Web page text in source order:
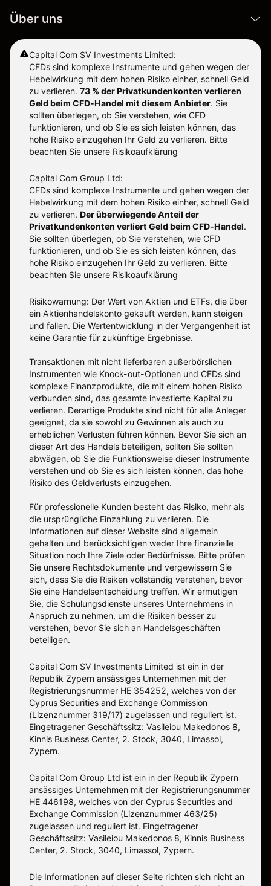
Über uns
Capital Com SV Investments Limited:
CFDs sind komplexe Instrumente und gehen wegen der
Hebelwirkung mit dem hohen Risiko einher, schnell Geld
zu verlieren. 73 % der Privatkundenkonten verlieren
Geld beim CFD-Handel mit diesem Anbieter. Sie
sollten überlegen, ob Sie verstehen, wie CFD
funktionieren, und ob Sie es sich leisten können, das
hohe Risiko einzugehen Ihr Geld zu verlieren. Bitte
beachten Sie unsere Risikoaufklärung
Capital Com Group Ltd:
CFDs sind komplexe Instrumente und gehen wegen der
Hebelwirkung mit dem hohen Risiko einher, schnell Geld
zu verlieren. Der überwiegende Anteil der
Privatkundenkonten verliert Geld beim CFD-Handel.
Sie sollten überlegen, ob Sie verstehen, wie CFD
funktionieren, und ob Sie es sich leisten können, das
hohe Risiko einzugehen Ihr Geld zu verlieren. Bitte
beachten Sie unsere Risikoaufklärung
Risikowarnung: Der Wert von Aktien und ETFs, die über
ein Aktienhandelskonto gekauft werden, kann steigen
und fallen. Die Wertentwicklung in der Vergangenheit ist
keine Garantie für zukünftige Ergebnisse.
Transaktionen mit nicht lieferbaren außerbörslichen
Instrumenten wie Knock-out-Optionen und CFDs sind
komplexe Finanzprodukte, die mit einem hohen Risiko
verbunden sind, das gesamte investierte Kapital zu
verlieren. Derartige Produkte sind nicht für alle Anleger
geeignet, da sie sowohl zu Gewinnen als auch zu
erheblichen Verlusten führen können. Bevor Sie sich an
dieser Art des Handels beteiligen, sollten Sie sollten
abwägen, ob Sie die Funktionsweise dieser Instrumente
verstehen und ob Sie es sich leisten können, das hohe
Risiko des Geldverlusts einzugehen.
Für professionelle Kunden besteht das Risiko, mehr als
die ursprüngliche Einzahlung zu verlieren. Die
Informationen auf dieser Website sind allgemein
gehalten und berücksichtigen weder Ihre finanzielle
Situation noch Ihre Ziele oder Bedürfnisse. Bitte prüfen
Sie unsere Rechtsdokumente und vergewissern Sie
sich, dass Sie die Risiken vollständig verstehen, bevor
Sie eine Handelsentscheidung treffen. Wir ermutigen
Sie, die Schulungsdienste unseres Unternehmens in
Anspruch zu nehmen, um die Risiken besser zu
verstehen, bevor Sie sich an Handelsgeschäften
beteiligen.
Capital Com SV Investments Limited ist ein in der
Republik Zypern ansässiges Unternehmen mit der
Registrierungsnummer HE 354252, welches von der
Cyprus Securities and Exchange Commission
(Lizenznummer 319/17) zugelassen und reguliert ist.
Eingetragener Geschäftssitz: Vasileiou Makedonos 8,
Kinnis Business Center, 2. Stock, 3040, Limassol,
Zypern.
Capital Com Group Ltd ist ein in der Republik Zypern
ansässiges Unternehmen mit der Registrierungsnummer
ΗΕ 446198, welches von der Cyprus Securities and
Exchange Commission (Lizenznummer 463/25)
zugelassen und reguliert ist. Eingetragener
Geschäftssitz: Vasileiou Makedonos 8, Kinnis Business
Center, 2. Stock, 3040, Limassol, Zypern.
Die Informationen auf dieser Seite richten sich nicht an